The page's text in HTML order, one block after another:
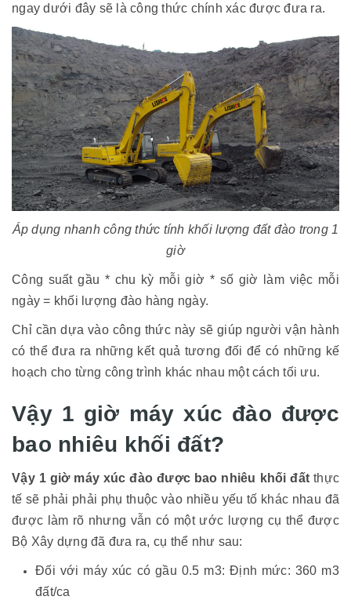
ngay dưới đây sẽ là công thức chính xác được đưa ra.
Áp dụng nhanh công thức tính khối lượng đất đào trong 1
giờ
Công suất gầu * chu kỳ mỗi giờ * số giờ làm việc mỗi
ngày = khối lượng đào hàng ngày.
Chỉ cần dựa vào công thức này sẽ giúp người vận hành
có thể đưa ra những kết quả tương đối để có những kế
hoạch cho từng công trình khác nhau một cách tối ưu.
Vậy 1 giờ máy xúc đào được
bao nhiêu khối đất?
Vậy 1 giờ máy xúc đào được bao nhiêu khối đất thực
tế sẽ phải phải phụ thuộc vào nhiều yếu tố khác nhau đã
được làm rõ nhưng vẫn có một ước lượng cụ thể được
Bộ Xây dựng đã đưa ra, cụ thể như sau:
Đối với máy xúc có gầu 0.5 m3: Định mức: 360 m3
đất/ca